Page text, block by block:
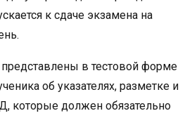
к сдаче экзамена на
в тестовой форме
об указателях, разметке и
которые должен обязательно